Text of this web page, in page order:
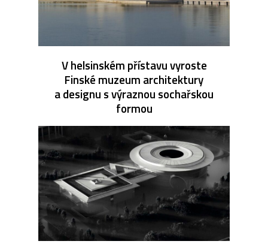
V helsinském přístavu vyroste
Finské muzeum architektury
a designu s výraznou sochařskou
formou